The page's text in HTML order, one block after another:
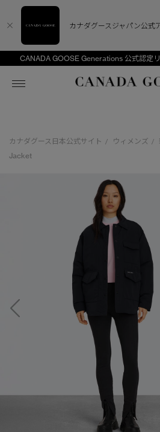
CANADA GOOSE Generations 公式認定
ディスカバー
アンバサダー
スプリングコレクション
新着アイテム
ベストセラー
FW26コレクション
サマー 26 コレクション
サマー 26 コレクション
日本限定モデル
スノーグース
メイドインジャパンTシャツ
アウターウェア
新着アイテム
ベストセラー
FW26コレクション
サマー 26 コレクション
サマー 26 コレクション
日本限定モデル
スノーグース
メイドインジャパンTシャツ
アウターウェア
ベビー（0‐24ヵ月)
キッズ（2‐7歳)
ユース（6＋歳)
コレクション
CANADA GOOSE
ウェアの下取り・再販
品の価値を受け継いでい
アーカイブの希少なピー
詳し
下取
カナダグース日本公式サイト / ウィメンズ /
Jacket
カナダグースジャパン公式